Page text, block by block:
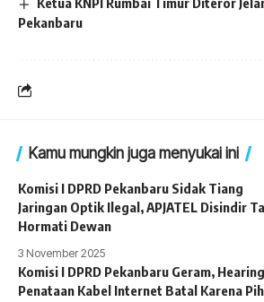
Pekanbaru
Kamu mungkin juga menyukai ini
Komisi I DPRD Pekanbaru Sidak Tiang
Jaringan Optik Ilegal, APJATEL Disindir
Hormati Dewan
3 November 2025
Komisi I DPRD Pekanbaru Geram, Hearing
Penataan Kabel Internet Batal Karena